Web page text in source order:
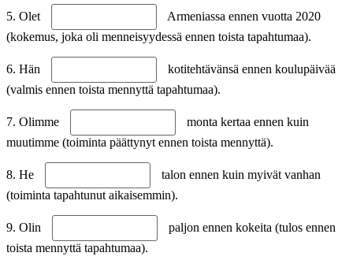
5. Olet
Armeniassa ennen vuotta 2020
(kokemus, joka oli menneisyydessä ennen toista tapahtumaa).
6. Hän
kotitehtävänsä ennen koulupäivää
(valmis ennen toista mennyttä tapahtumaa).
7. Olimme
monta kertaa ennen kuin
muutimme (toiminta päättynyt ennen toista mennyttä).
8. He
talon ennen kuin myivät vanhan
(toiminta tapahtunut aikaisemmin).
9. Olin
paljon ennen kokeita (tulos ennen
toista mennyttä tapahtumaa).